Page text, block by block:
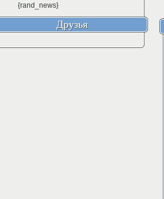
{rand_news}
Друзья